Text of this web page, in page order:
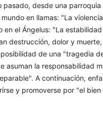
pasado, desde una
en llamas: "La
el Ángelus: "La
destrucción, dolor y
de una "tragedia
asuman la responsabilidad
A continuación,
y promoverse por "el